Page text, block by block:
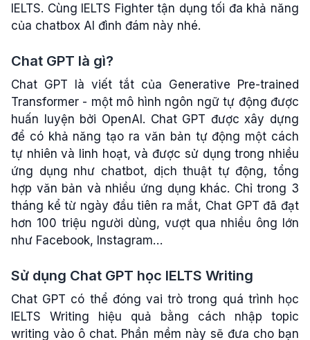
IELTS. Cùng IELTS Fighter tận dụng tối đa khả năng
của chatbox AI đình đám này nhé.
Chat GPT là gì?
Chat GPT là viết tắt của Generative Pre-trained
Transformer - một mô hình ngôn ngữ tự động được
huấn luyện bởi OpenAI. Chat GPT được xây dựng
để có khả năng tạo ra văn bản tự động một cách
tự nhiên và linh hoạt, và được sử dụng trong nhiều
ứng dụng như chatbot, dịch thuật tự động, tổng
hợp văn bản và nhiều ứng dụng khác. Chỉ trong 3
tháng kể từ ngày đầu tiên ra mắt, Chat GPT đã đạt
hơn 100 triệu người dùng, vượt qua nhiều ông lớn
như Facebook, Instagram…
Sử dụng Chat GPT học IELTS Writing
Chat GPT có thể đóng vai trò trong quá trình học
IELTS Writing hiệu quả bằng cách nhập topic
writing vào ô chat. Phần mềm này sẽ đưa cho bạn